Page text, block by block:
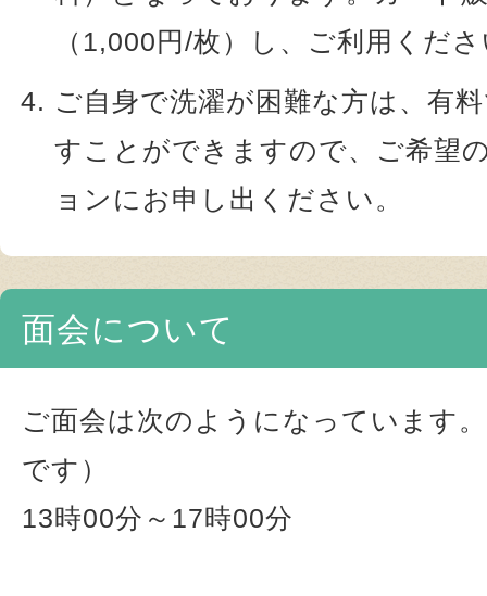
（1,000円/枚）し、ご利用くだ
ご自身で洗濯が困難な方は、有
すことができますので、ご希望
ョンにお申し出ください。
面会について
ご面会は次のようになっています
です）
13時00分～17時00分